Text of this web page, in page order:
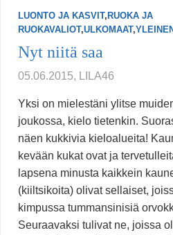
LUONTO JA KASVIT, RUOKA JA
RUOKAVALIOT,ULKOMAAT,YLEINEN
Nyt niitä saa
05.06.2015, LILA46
Yksi on mielestäni ylitse
joukossa, kielo tietenkin.
näen kukkivia kieloalueita!
kevään kukat ovat ja
lapsena minusta kaikkein
(kiiltsikoita) olivat sellaiset,
kimpussa tummansinisiä
Seuraavaksi tulivat ne, joissa